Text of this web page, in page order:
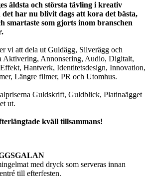
äldsta och största tävling i kreativ
har nu blivit dags att kora det bästa,
smartaste som gjorts inom branschen
vi att dela ut Guldägg, Silverägg och
Aktivering, Annonsering, Audio, Digitalt,
Hantverk, Identitetsdesign, Innovation,
Längre filmer, PR och Utomhus.
Guldskrift, Guldblick, Platinaägget
ut.
kväll tillsammans!
med dryck som serveras innan
till efterfesten.